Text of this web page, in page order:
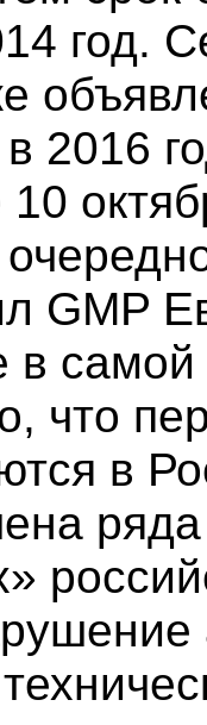
год.
2016
GMP
самой
что
в